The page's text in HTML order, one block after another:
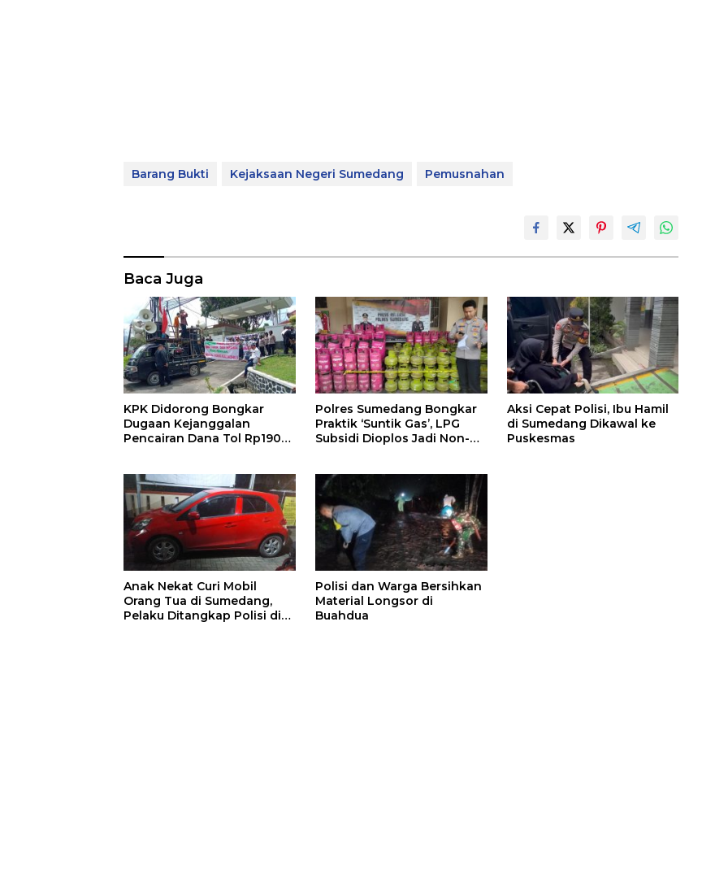
Barang Bukti Kejaksaan Negeri Sumedang Pemusnahan
Baca Juga
KPK Didorong Bongkar
Dugaan Kejanggalan
Pencairan Dana Tol Rp190
Polres Sumedang Bongkar
Praktik ‘Suntik Gas’, LPG
Subsidi Dioplos Jadi Non-
Aksi Cepat Polisi, Ibu Hamil
di Sumedang Dikawal ke
Puskesmas
Anak Nekat Curi Mobil
Orang Tua di Sumedang,
Pelaku Ditangkap Polisi di
Polisi dan Warga Bersihkan
Material Longsor di
Buahdua